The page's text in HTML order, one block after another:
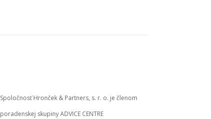
Spoločnosť Hronček & Partners, s. r. o. je členom
poradenskej skupiny ADVICE CENTRE